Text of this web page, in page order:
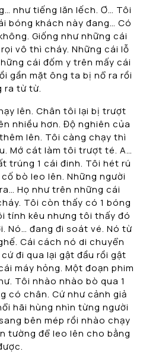
như tiếng lăn lếch. Ơ… Tôi
bóng khách này đang… Có
Giống như những cái
vô thì cháy. Những cái lỗ
cái đốm y trên mấy cái
gần mặt ông ta bị nổ ra rồi
ra từ từ.
lên. Chân tôi lại bị trượt
nhiều hơn. Độ nghiên của
lên. Tôi càng chạy thì
Mớ cát làm tôi trượt té. A…
trúng 1 cái đinh. Tôi hét rú
bò leo lên. Những người
Họ như trên những cái
Tôi còn thấy có 1 bóng
tính kêu nhưng tôi thấy đó
Nó… đang đi soát vé. Nó từ
Cái cách nó di chuyển
đi qua lại gật đầu rồi gật
máy hỏng. Một đoạn phim
Tôi nhào nhào bò qua 1
có chân. Cứ như cảnh giả
hãi hùng nhìn từng người
bên mép rồi nhào chạy
tường để leo lên cho bằng